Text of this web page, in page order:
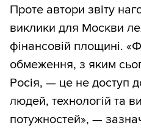
Проте автори звіту
виклики для Москви
фінансовій площині.
обмеження, з яким
Росія, — це не доступ
людей, технологій та
потужностей», —